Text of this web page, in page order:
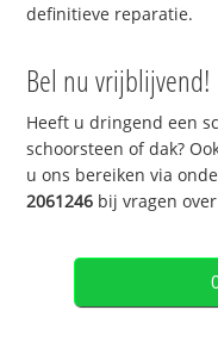
definitieve reparatie.
Bel nu vrijblijvend!
Heeft u dringend een
schoorsteen of dak?
u ons bereiken via
2061246 bij vragen